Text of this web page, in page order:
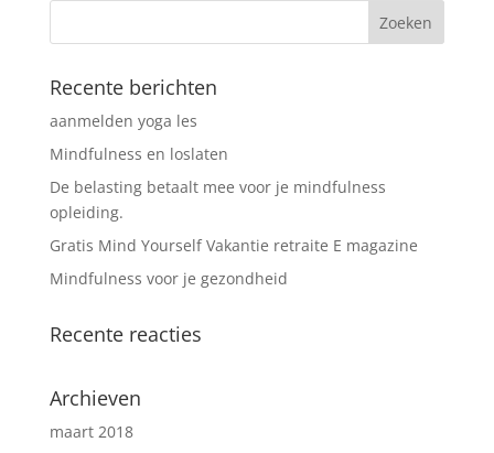
Recente berichten
aanmelden yoga les
Mindfulness en loslaten
De belasting betaalt mee voor je mindfulness
opleiding.
Gratis Mind Yourself Vakantie retraite E magazine
Mindfulness voor je gezondheid
Recente reacties
Archieven
maart 2018